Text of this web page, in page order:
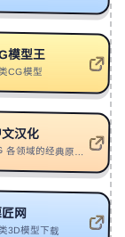
Sin Wecokat
DAISHI DANCE
Lonely Club
Caravan Palace
：一个
以AI学习为核心的内容平台，提供学习路径、知识地
图、工具与最新AI资讯，强调将阅读转化为理解与行
：I提示词
，提供多种
模型王
CG模型
文汉化
网
3D模型下载